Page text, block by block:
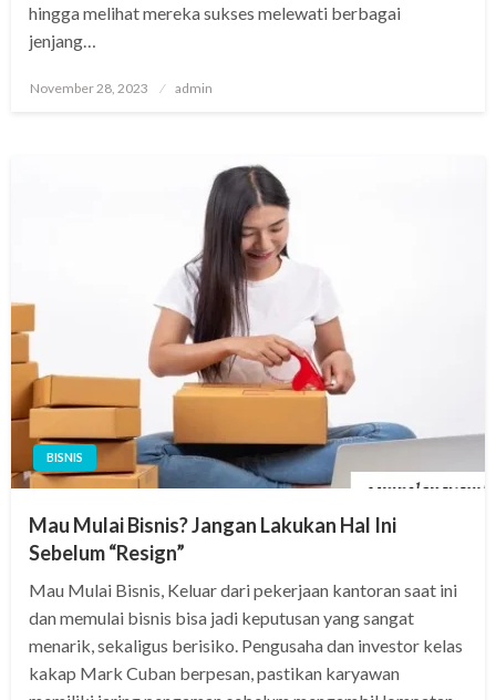
hingga melihat mereka sukses melewati berbagai
jenjang…
Posted
November 28, 2023 admin
BISNIS
Mau Mulai Bisnis? Jangan Lakukan Hal Ini
Sebelum “Resign”
Mau Mulai Bisnis, Keluar dari pekerjaan kantoran saat ini
dan memulai bisnis bisa jadi keputusan yang sangat
menarik, sekaligus berisiko. Pengusaha dan investor kelas
kakap Mark Cuban berpesan, pastikan karyawan